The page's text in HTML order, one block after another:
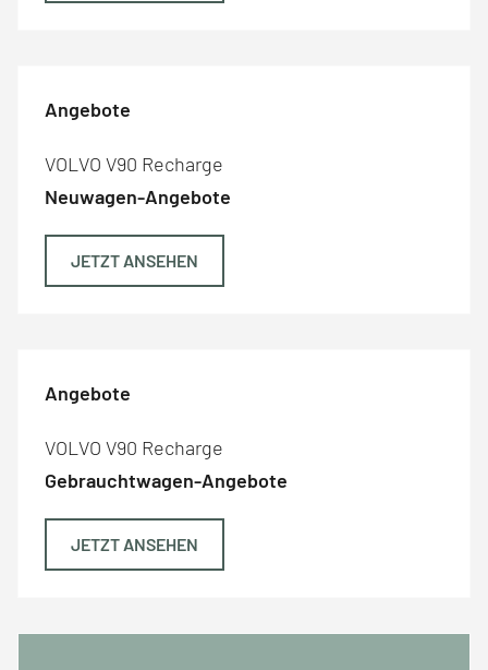
Angebote
VOLVO V90 Recharge
Neuwagen-Angebote
JETZT ANSEHEN
Angebote
VOLVO V90 Recharge
Gebrauchtwagen-Angebote
JETZT ANSEHEN